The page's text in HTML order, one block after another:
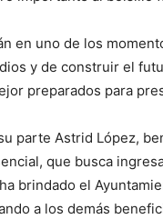
en uno de los
y de construir el
preparados para
parte Astrid López,
que busca
brindado el
a los demás